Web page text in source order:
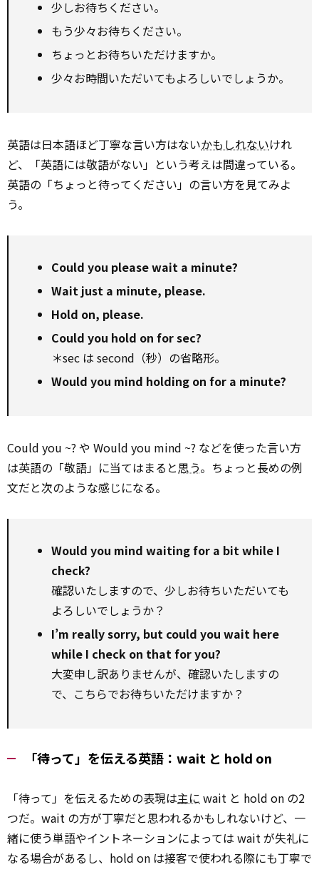
少しお待ちください。
もう少々お待ちください。
ちょっとお待ちいただけますか。
少々お時間いただいてもよろしいでしょうか。
英語は日本語ほど丁寧な言い方はないかもしれないけれ
ど、「英語には敬語がない」という考えは間違っている。
英語の「ちょっと待ってください」の言い方を見てみよ
う。
Could you please wait a minute?
Wait just a minute, please.
Hold on, please.
Could you hold on for sec?
＊sec は second（秒）の省略形。
Would you mind holding on for a minute?
Could you ~? や Would you mind ~? などを使った言い方
は英語の「敬語」に当てはまると思う。ちょっと長めの例
文だと次のような感じになる。
Would you mind waiting for a bit while I
check?
確認いたしますので、少しお待ちいただいても
よろしいでしょうか？
I’m really sorry, but could you wait here
while I check on that for you?
大変申し訳ありませんが、確認いたしますの
で、こちらでお待ちいただけますか？
「待って」を伝える英語：wait と hold on
「待って」を伝えるための表現は主に wait と hold on の2
つだ。wait の方が丁寧だと思われるかもしれないけど、一
緒に使う単語やイントネーションによっては wait が失礼に
なる場合があるし、hold on は接客で使われる際にも丁寧で